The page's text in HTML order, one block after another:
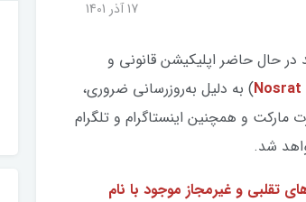
17 آذر 1401
در حال حاضر اپلیکیشن قانونی و
) به دلیل به‌روزرسانی ضروری،
و همچنین اینستاگرام و تلگرام
شد.
و غیرمجاز موجود با نام